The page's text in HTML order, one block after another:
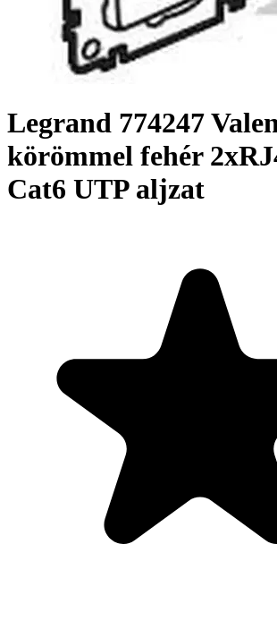
Legrand 774247
körömmel fehér
Cat6 UTP aljzat